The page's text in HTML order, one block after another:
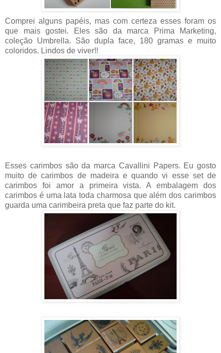
Comprei alguns papéis, mas com certeza esses foram os
que mais gostei. Eles são da marca Prima Marketing,
coleção Umbrella. São dupla face, 180 gramas e muito
coloridos. Lindos de viver!!
Esses carimbos são da marca Cavallini Papers. Eu gosto
muito de carimbos de madeira e quando vi esse set de
carimbos foi amor a primeira vista. A embalagem dos
carimbos é uma lata toda charmosa que além dos carimbos
guarda uma carimbeira preta que faz parte do kit.